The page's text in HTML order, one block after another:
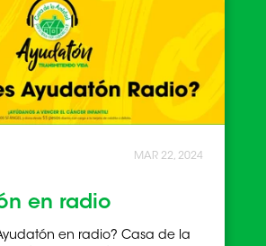
MAR 22, 2024
en radio
en radio? Casa de la